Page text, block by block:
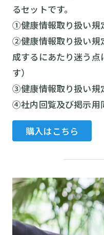
るセットです。
①健康情報取り扱い規
②健康情報取り扱い規
成するにあたり迷う点
す）
③健康情報取り扱い規
④社内回覧及び掲示用
購入はこちら